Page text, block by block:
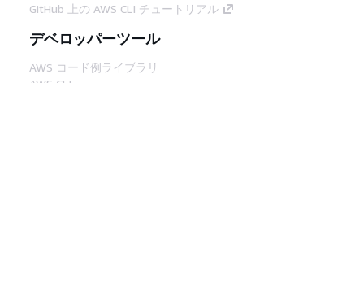
GitHub 上の AWS CLI チュートリアル
デベロッパーツール
AWS コード例ライブラリ
AWS CLI